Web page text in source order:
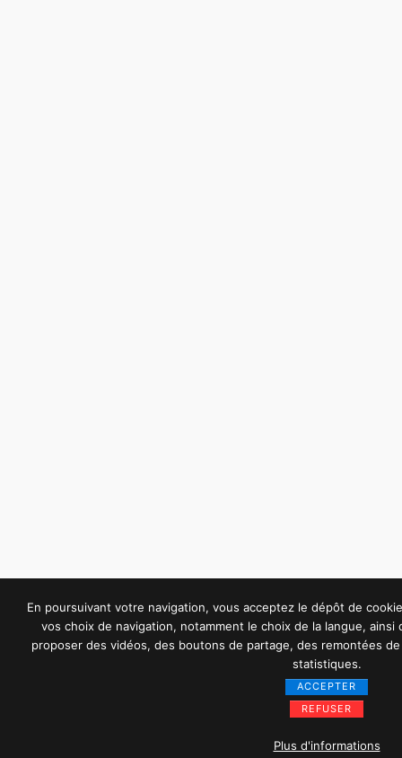
En poursuivant votre navigation, vous acceptez le dépôt de
vos choix de navigation, notamment le choix de la langue,
proposer des vidéos, des boutons de partage, des remontées
statistiques.
ACCEPTER
REFUSER
Plus d'informations